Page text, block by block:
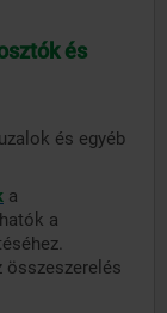
és
és egyéb
a
a
összeszerelés